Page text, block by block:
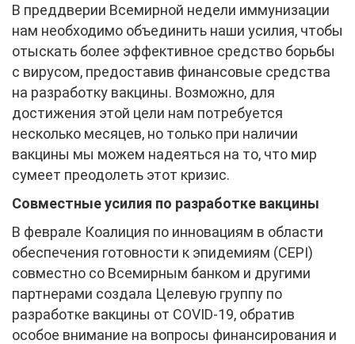
В преддверии Всемирной недели иммунизации
нам необходимо объединить наши усилия, чтобы
отыскать более эффективное средство борьбы
с вирусом, предоставив финансовые средства
на разработку вакцины. Возможно, для
достижения этой цели нам потребуется
несколько месяцев, но только при наличии
вакцины мы можем надеяться на то, что мир
сумеет преодолеть этот кризис.
Совместные усилия по разработке вакцины
В феврале Коалиция по инновациям в области
обеспечения готовности к эпидемиям (CEPI)
совместно со Всемирным банком и другими
партнерами создала Целевую группу по
разработке вакцины от COVID-19, обратив
особое внимание на вопросы финансирования и